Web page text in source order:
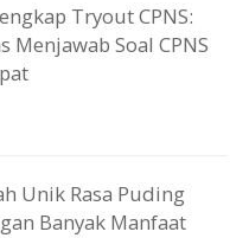
Tryout CPNS:
Menjawab Soal CPNS
Unik Rasa Puding
Banyak Manfaat